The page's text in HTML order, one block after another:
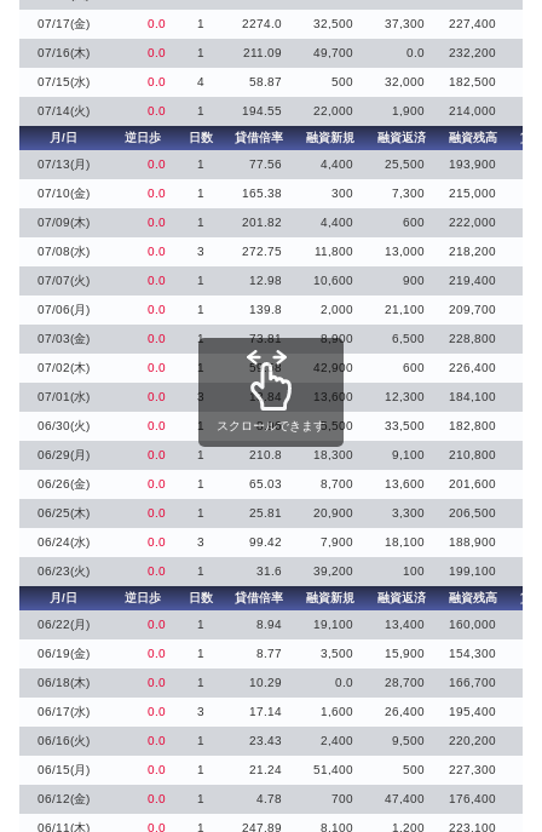
07/17(金) 0.0 1 2274.0 32,500 37,300 227,400
07/16(木) 0.0 1 211.09 49,700 0.0 232,200
07/15(水) 0.0 4 58.87 500 32,000 182,500
07/14(火) 0.0 1 194.55 22,000 1,900
214,000
月/日
逆日歩 日数 貸借倍率 融資新規 融資返済 融資残高
貸
07/13(月)
0.0 1 77.56 4,400 25,500 193,900
07/10(金) 0.0 1 165.38 300 7,300 215,000
07/09(木) 0.0 1 201.82 4,400 600 222,000
07/08(水) 0.0 3 272.75 11,800 13,000 218,200
07/07(火) 0.0 1 12.98 10,600 900 219,400
07/06(月) 0.0 1 139.8 2,000 21,100 209,700
07/03(金) 0.0 1 73.81 8,900 6,500 228,800
07/02(木) 0.0 1 59.58 42,900 600 226,400
07/01(水) 0.0 3 13.84 13,600 12,300 184,100
06/30(火) 0.0 1 8.96 5,500 33,500 182,800
06/29(月) 0.0 1 210.8 18,300 9,100 210,800
06/26(金) 0.0 1 65.03 8,700 13,600 201,600
06/25(木) 0.0 1 25.81 20,900 3,300 206,500
06/24(水) 0.0 3 99.42 7,900 18,100 188,900
06/23(火) 0.0 1 31.6 39,200 100
199,100
月/日
逆日歩 日数 貸借倍率 融資新規 融資返済 融資残高
貸
06/22(月)
0.0 1 8.94 19,100 13,400 160,000
06/19(金) 0.0 1 8.77 3,500 15,900 154,300
06/18(木) 0.0 1 10.29 0.0 28,700 166,700
06/17(水) 0.0 3 17.14 1,600 26,400 195,400
06/16(火) 0.0 1 23.43 2,400 9,500 220,200
06/15(月) 0.0 1 21.24 51,400 500 227,300
06/12(金) 0.0 1 4.78 700 47,400 176,400
06/11(木) 0.0 1 247.89 8,100 1,200 223,100
スクロールできます